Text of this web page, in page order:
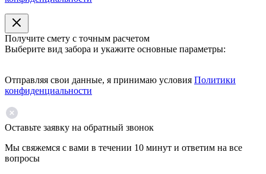
Получите смету с точным расчетом
Выберите вид забора и укажите основные параметры:
Отправляя свои данные, я принимаю условия Политики
конфиденциальности
Оставьте заявку на обратный звонок
Мы свяжемся с вами в течении 10 минут и ответим на все
вопросы